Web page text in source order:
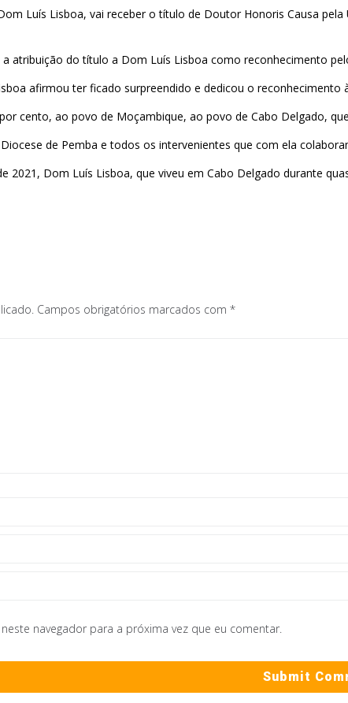
Luís Lisboa, vai receber o título de Doutor Honoris Causa
atribuição do título a Dom Luís Lisboa como reconhecimento
afirmou ter ficado surpreendido e dedicou o
cento, ao povo de Moçambique, ao povo de Cabo Delgado,
de Pemba e todos os intervenientes que com ela
2021, Dom Luís Lisboa, que viveu em Cabo Delgado durante
Campos obrigatórios marcados com *
navegador para a próxima vez que eu comentar.